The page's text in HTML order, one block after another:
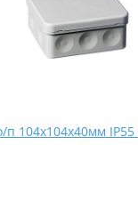
п 104х104х40мм IP55